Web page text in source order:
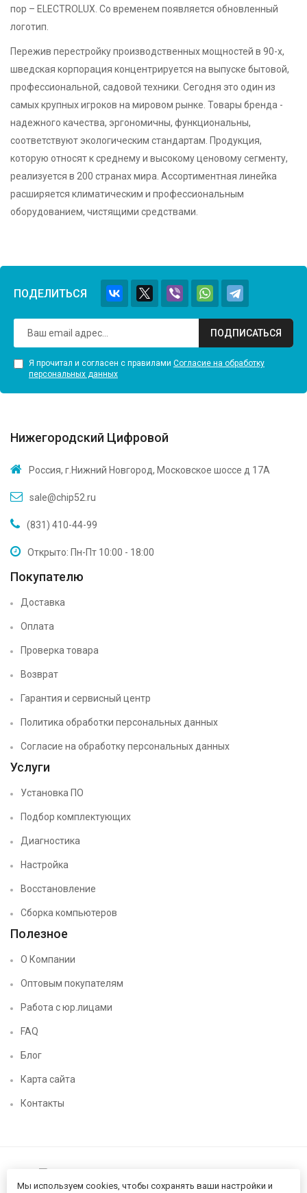
пор – ELECTROLUX. Со временем появляется обновленный
логотип.
Пережив перестройку производственных мощностей в 90-х,
шведская корпорация концентрируется на выпуске бытовой,
профессиональной, садовой техники. Сегодня это один из
самых крупных игроков на мировом рынке. Товары бренда -
надежного качества, эргономичны, функциональны,
соответствуют экологическим стандартам. Продукция,
которую относят к среднему и высокому ценовому сегменту,
реализуется в 200 странах мира. Ассортиментная линейка
расширяется климатическим и профессиональным
оборудованием, чистящими средствами.
ПОДЕЛИТЬСЯ
ПОДПИСАТЬСЯ
Я прочитал и согласен с правилами Согласие на обработку
персональных данных
Нижегородский Цифровой
Россия, г.Нижний Новгород, Московское шоссе д 17А
sale@chip52.ru
(831) 410-44-99
Открыто: Пн-Пт 10:00 - 18:00
Покупателю
Доставка
Оплата
Проверка товара
Возврат
Гарантия и сервисный центр
Политика обработки персональных данных
Согласие на обработку персональных данных
Услуги
Установка ПО
Подбор комплектующих
Диагностика
Настройка
Восстановление
Сборка компьютеров
Полезное
О Компании
Оптовым покупателям
Работа с юр.лицами
FAQ
Блог
Карта сайта
Контакты
Мы используем cookies, чтобы сохранять ваши настройки и